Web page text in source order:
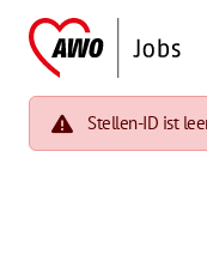
Stellen-ID ist